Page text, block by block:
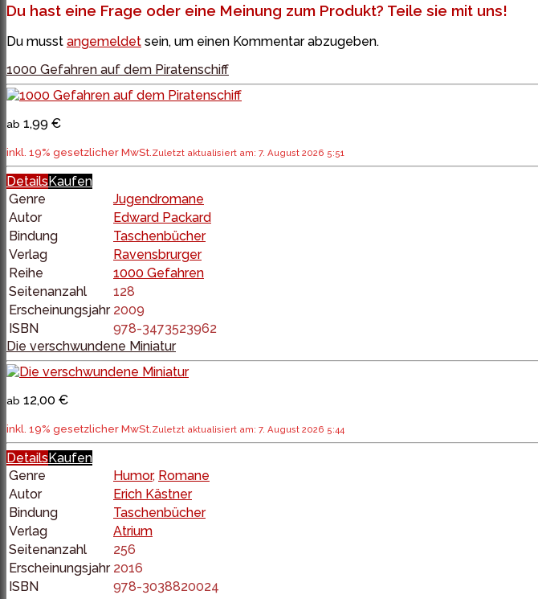
Du hast eine Frage oder eine Meinung zum Produkt? Teile sie mit uns!
Du musst angemeldet sein, um einen Kommentar abzugeben.
1000 Gefahren auf dem Piratenschiff
ab 1,99 €
inkl. 19% gesetzlicher MwSt.Zuletzt aktualisiert am: 7. August 2026 5:51
Details Kaufen
Genre
Jugendromane
Autor
Edward Packard
Bindung
Taschenbücher
Verlag
Ravensbrurger
Reihe
1000 Gefahren
Seitenanzahl
128
Erscheinungsjahr 2009
ISBN
978-3473523962
Die verschwundene Miniatur
ab 12,00 €
inkl. 19% gesetzlicher MwSt.Zuletzt aktualisiert am: 7. August 2026 5:44
Details Kaufen
Genre
Humor, Romane
Autor
Erich Kästner
Bindung
Taschenbücher
Verlag
Atrium
Seitenanzahl
256
Erscheinungsjahr 2016
ISBN
978-3038820024